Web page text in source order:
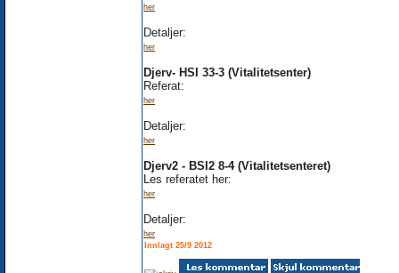
her
Detaljer:
her
Djerv- HSI 33-3 (Vitalitetsenter)
Referat:
her
Detaljer:
her
Djerv2 - BSI2 8-4 (Vitalitetsenteret)
Les referatet her:
her
Detaljer:
her
Innlagt 25/9 2012